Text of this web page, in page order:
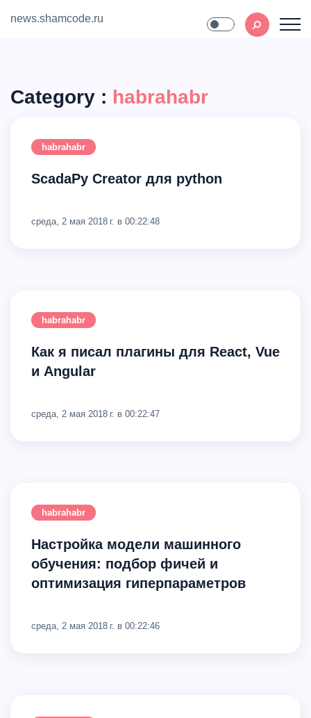
news.shamcode.ru
Category : habrahabr
habrahabr
ScadaPy Creator для python
среда, 2 мая 2018 г. в 00:22:48
habrahabr
Как я писал плагины для React, Vue
и Angular
среда, 2 мая 2018 г. в 00:22:47
habrahabr
Настройка модели машинного
обучения: подбор фичей и
оптимизация гиперпараметров
среда, 2 мая 2018 г. в 00:22:46